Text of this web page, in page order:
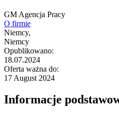
GM Agencja Pracy
O firmie
Niemcy,
Niemcy
Opublikowano:
18.07.2024
Oferta ważna do:
17 August 2024
Informacje